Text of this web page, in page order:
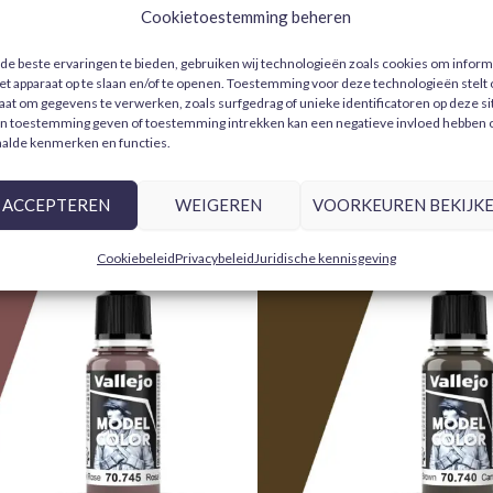
Cookietoestemming beheren
beste ervaringen te bieden, gebruiken wij technologieën zoals cookies om
apparaat op te slaan en/of te openen. Toestemming voor deze technologieën stelt
om gegevens te verwerken, zoals surfgedrag of unieke identificatoren op deze
toestemming geven of toestemming intrekken kan een negatieve invloed hebben
kenmerken en functies.
ACCEPTEREN WEIGEREN VOORKEUREN
CookiebeleidPrivacybeleid Juridische kennisgeving
Afmetingen
Kleur
Blauw, Metallic
Volumen
18ml
TMM
Light
Sapphire Blue (77111)is een
donkerdere blauwtinten of koel staal, en
of subtiele “candy” effecten
op
bereik je scherpe, levendige metallic
details.
DeTrue Metallic Metal (TMM)reeks van
te leveren met precieze
De hoge pigmentconcentratie en ultrafijne
scherpe reflecties en uitstekende
Belangrijkste kenmerken:
Echte metallic afwerking:hoog
consistente glans.
Verwerkings- en verzendtijden
Voor meer informatie, bekijk ons
Beoordelingen (0)
Er zijn nog geen beoordelingen.
Enkel ingelogde klanten die dit product